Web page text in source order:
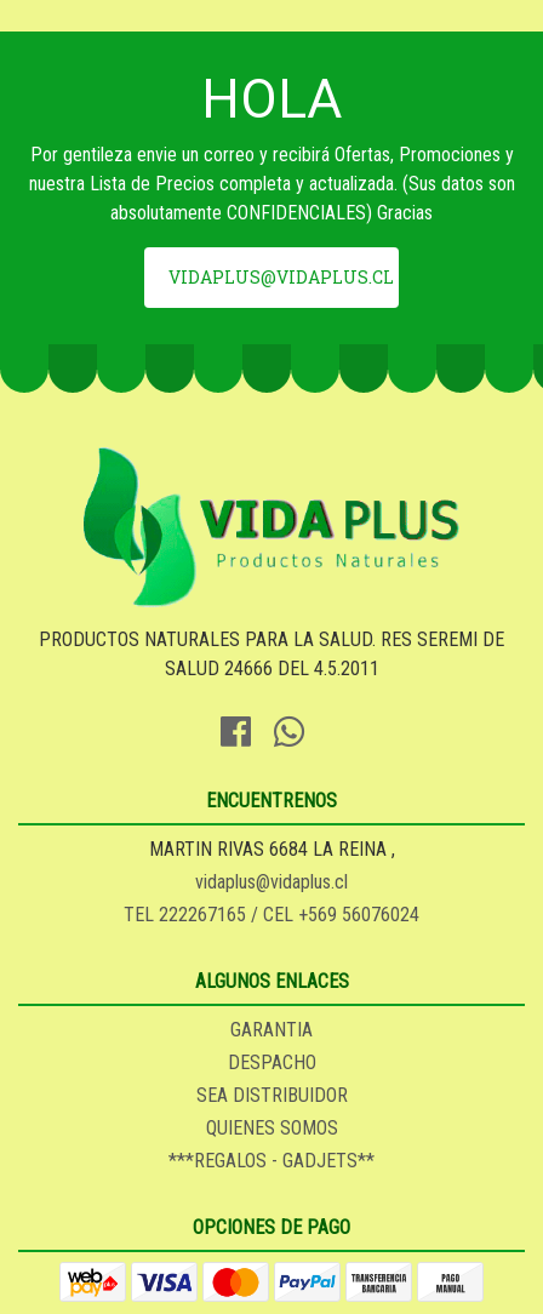
HOLA
Por gentileza envie un correo y recibirá Ofertas, Promociones y
nuestra Lista de Precios completa y actualizada. (Sus datos son
absolutamente CONFIDENCIALES) Gracias
VIDAPLUS@VIDAPLUS.CL
PRODUCTOS NATURALES PARA LA SALUD. RES SEREMI DE
SALUD 24666 DEL 4.5.2011
ENCUENTRENOS
MARTIN RIVAS 6684 LA REINA ,
vidaplus@vidaplus.cl
TEL 222267165 / CEL +569 56076024
ALGUNOS ENLACES
GARANTIA
DESPACHO
SEA DISTRIBUIDOR
QUIENES SOMOS
***REGALOS - GADJETS**
OPCIONES DE PAGO